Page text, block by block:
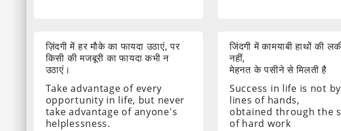
ज़िंदगी में हर मौके का फायदा उठाएं, पर
किसी की मजबूरी का फायदा कभी न
उठाएं।
Take advantage of every
opportunity in life, but never
take advantage of anyone's
helplessness.
जिंदगी में कामयाबी हाथों की
नहीं,
मेहनत के पसीने से मिलती है
Success in life is not
lines of hands,
obtained through the
of hard work